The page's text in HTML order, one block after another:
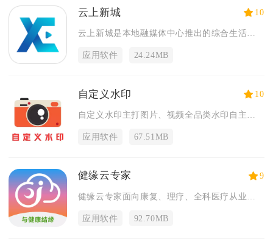
云上新城 10
应用软件 24.24MB
自定义水印 10
应用软件 67.51MB
健缘云专家 9
应用软件 92.70MB